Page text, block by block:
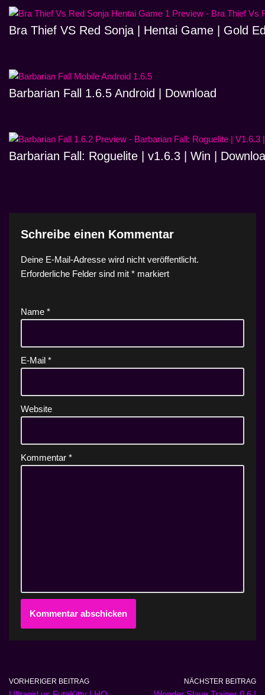
Bra Thief VS Red Sonja | Hentai Game | Gold
Barbarian Fall 1.6.5 Android | Download
Barbarian Fall: Roguelite | v1.6.3 | Win |
Schreibe einen Kommentar
Deine E-Mail-Adresse wird nicht veröffentlicht.
Erforderliche Felder sind mit * markiert
Name *
E-Mail *
Website
Kommentar *
VORHERIGER BEITRAG NÄCHSTER BEITRAG